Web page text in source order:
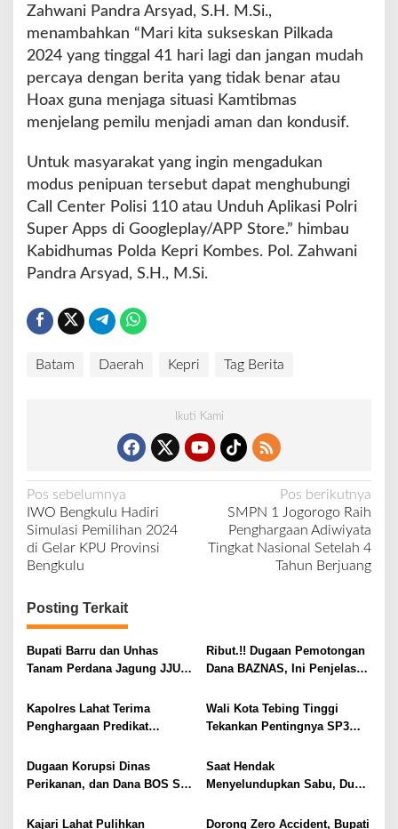
Zahwani Pandra Arsyad, S.H. M.Si.,
menambahkan “Mari kita sukseskan Pilkada
2024 yang tinggal 41 hari lagi dan jangan mudah
percaya dengan berita yang tidak benar atau
Hoax guna menjaga situasi Kamtibmas
menjelang pemilu menjadi aman dan kondusif.
Untuk masyarakat yang ingin mengadukan
modus penipuan tersebut dapat menghubungi
Call Center Polisi 110 atau Unduh Aplikasi Polri
Super Apps di Googleplay/APP Store.” himbau
Kabidhumas Polda Kepri Kombes. Pol. Zahwani
Pandra Arsyad, S.H., M.Si.
Batam Daerah Kepri Tag Berita
Ikuti Kami
N
a
v
i
g
a
s
i
p
o
Pos sebelumnya
IWO Bengkulu Hadiri
Simulasi Pemilihan 2024
di Gelar KPU Provinsi
Bengkulu
Pos berikutnya
SMPN 1 Jogorogo Raih
Penghargaan Adiwiyata
Tingkat Nasional Setelah 4
Tahun Berjuang
Posting Terkait
Bupati Barru dan Unhas
Tanam Perdana Jagung JJUH,
dan Kesejahteraan Petani
Ribut.!! Dugaan Pemotongan
Dana BAZNAS, Ini Penjelasan
Kapolres Lahat Terima
Penghargaan Predikat
Sumsel Tahun 2026
Wali Kota Tebing Tinggi
Tekankan Pentingnya SP3
Dugaan Korupsi Dinas
Perikanan, dan Dana BOS SD
Terus Dipertajam Kajari Lahat
Saat Hendak
Menyelundupkan Sabu, Dua
Kajari Lahat Pulihkan
Dorong Zero Accident, Bupati